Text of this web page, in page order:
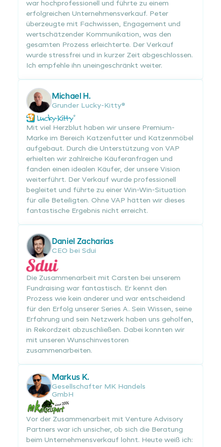
war hochprofessionell und führte zu einem
erfolgreichen Unternehmensverkauf. Peter
überzeugte mit Fachwissen, Engagement und
wertschätzender Kommunikation, was den
gesamten Prozess erleichterte. Der Verkauf
wurde stressfrei und in kurzer Zeit abgeschlossen.
Ich empfehle ihn uneingeschränkt weiter.
Michael H.
Grunder Lucky-Kitty®
Mit viel Herzblut haben wir unsere Premium-
Marke im Bereich Katzenfutter und Katzenmöbel
aufgebaut. Durch die Unterstützung von VAP
erhielten wir zahlreiche Käuferanfragen und
fanden einen idealen Käufer, der unsere Vision
weiterführt. Der Verkauf wurde professionell
begleitet und führte zu einer Win-Win-Situation
für alle Beteiligten. Ohne VAP hätten wir dieses
fantastische Ergebnis nicht erreicht.
Daniel Zacharias
CEO bei Sdui
Die Zusammenarbeit mit Carsten bei unserem
Fundraising war fantastisch. Er kennt den
Prozess wie kein anderer und war entscheidend
für den Erfolg unserer Series A. Sein Wissen, seine
Erfahrung und sein Netzwerk haben uns geholfen,
in Rekordzeit abzuschließen. Dabei konnten wir
mit unseren Wunschinvestoren
zusammenarbeiten.
Markus K.
Gesellschafter MK Handels
GmbH
Vor der Zusammenarbeit mit Venture Advisory
Partners war ich unsicher, ob sich die Beratung
beim Unternehmensverkauf lohnt. Heute weiß ich: